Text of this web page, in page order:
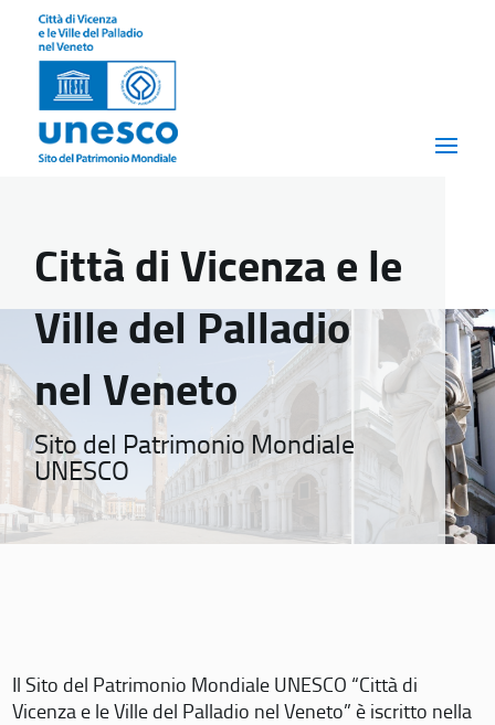
Città di Vicenza e le
Ville del Palladio
nel Veneto
Sito del Patrimonio Mondiale
UNESCO
Il Sito del Patrimonio Mondiale UNESCO “Città di
Vicenza e le Ville del Palladio nel Veneto” è iscritto nella